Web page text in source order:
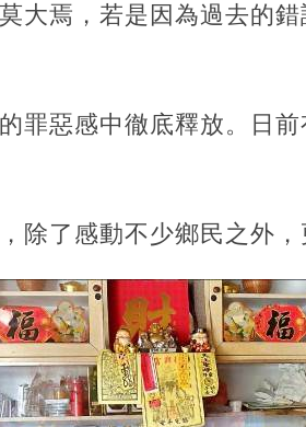
大焉，若是因為過去的
罪惡感中徹底釋放。日
除了感動不少鄉民之外